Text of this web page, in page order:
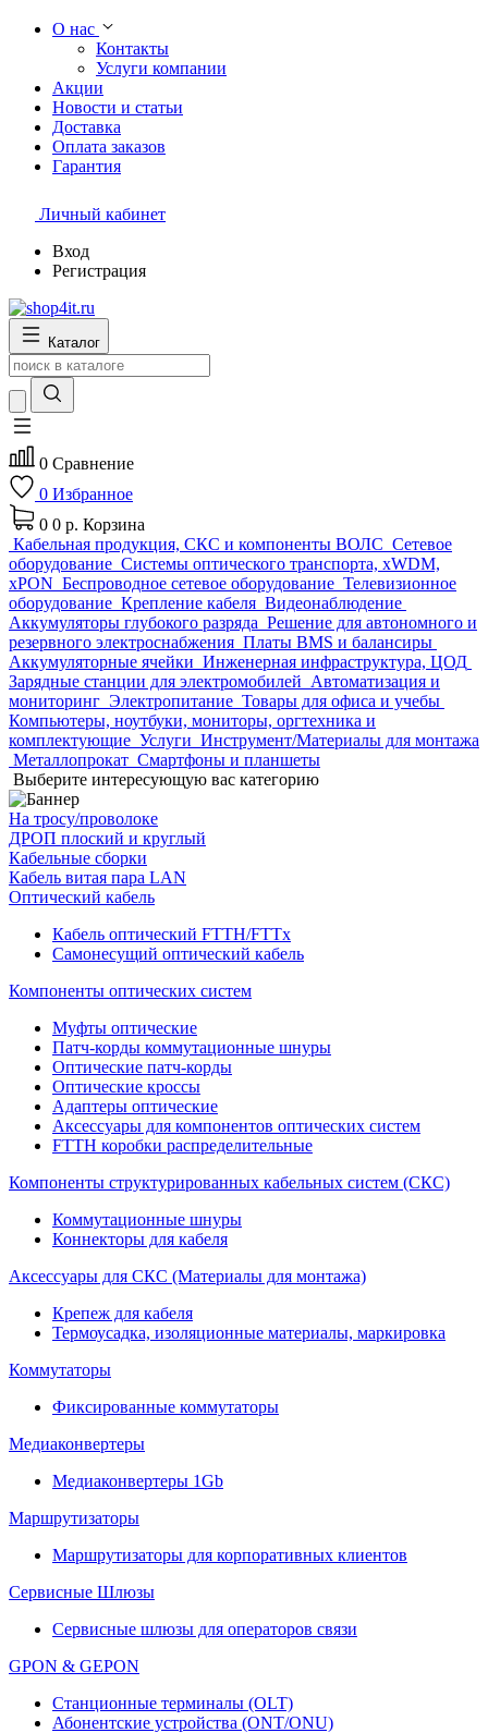
О нас
Контакты
Услуги компании
Акции
Новости и статьи
Доставка
Оплата заказов
Гарантия
Личный кабинет
Вход
Регистрация
Каталог
0 Сравнение
0 Избранное
0 0 р. Корзина
Кабельная продукция, СКС и компоненты ВОЛС Сетевое
оборудование Системы оптического транспорта, xWDM,
xPON Беспроводное сетевое оборудование Телевизионное
оборудование Крепление кабеля Видеонаблюдение
Аккумуляторы глубокого разряда Решение для автономного и
резервного электроснабжения Платы BMS и балансиры
Аккумуляторные ячейки Инженерная инфраструктура, ЦОД
Зарядные станции для электромобилей Автоматизация и
мониторинг Электропитание Товары для офиса и учебы
Компьютеры, ноутбуки, мониторы, оргтехника и
комплектующие Услуги Инструмент/Материалы для монтажа
Металлопрокат Смартфоны и планшеты
Выберите интересующую вас категорию
На тросу/проволоке
ДРОП плоский и круглый
Кабельные сборки
Кабель витая пара LAN
Оптический кабель
Кабель оптический FTTH/FTTx
Самонесущий оптический кабель
Компоненты оптических систем
Муфты оптические
Патч-корды коммутационные шнуры
Оптические патч-корды
Оптические кроссы
Адаптеры оптические
Аксессуары для компонентов оптических систем
FTTH коробки распределительные
Компоненты структурированных кабельных систем (СКС)
Коммутационные шнуры
Коннекторы для кабеля
Аксессуары для СКС (Материалы для монтажа)
Крепеж для кабеля
Термоусадка, изоляционные материалы, маркировка
Коммутаторы
Фиксированные коммутаторы
Медиаконвертеры
Медиаконвертеры 1Gb
Маршрутизаторы
Маршрутизаторы для корпоративных клиентов
Сервисные Шлюзы
Сервисные шлюзы для операторов связи
GPON & GEPON
Станционные терминалы (OLT)
Абонентские устройства (ONT/ONU)